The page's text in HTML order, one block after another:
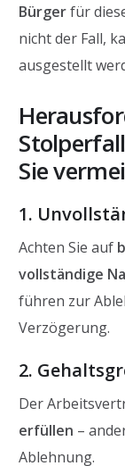
Bürgerfür
nicht der Fall,
ausgestellt
Sie
1.
Achten Sie auf
vollständige
führen zur
Verzögerung.
2.
Der
erfüllen –
Ablehnung.